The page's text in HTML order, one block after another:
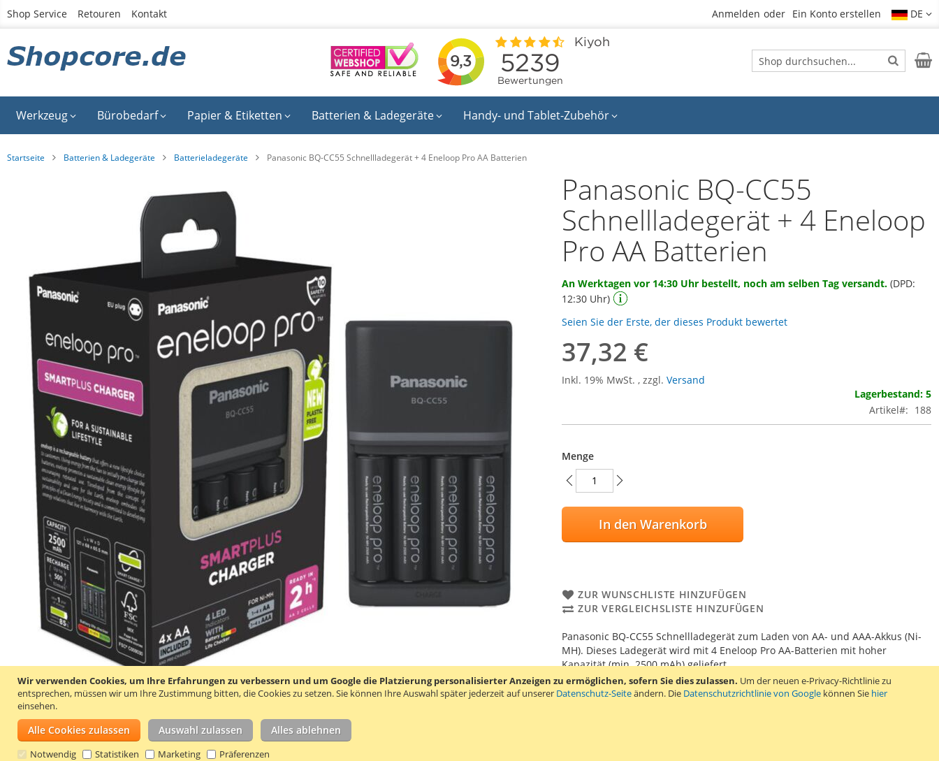
Wir verwenden Cookies, um Ihre Erfahrungen zu verbessern und um Google die Platzierung personalisierter Anzeigen zu ermöglichen, sofern Sie dies zulassen. Um der neuen e-Privacy-Richtlinie zu
entsprechen, müssen wir um Ihre Zustimmung bitten, die Cookies zu setzen.Sie können Ihre Auswahl später jederzeit auf unserer Datenschutz-Seiteändern. Die Datenschutzrichtlinie von Google können Sie hier
einsehen.
Alle Cookies zulassen Auswahl zulassen Alles ablehnen
Notwendig Statistiken Marketing Präferenzen
Zum
Shop Service Retouren Kontakt Anmelden Ein Konto erstellen DE
Suche
Suche
Werkzeug Bürobedarf Papier & Etiketten Batterien & Ladegeräte Handy- und Tablet-Zubehör
Startseite Batterien & Ladegeräte Batterieladegeräte Panasonic BQ-CC55 Schnellladegerät + 4 Eneloop Pro AA Batterien
Zum
Anfang
der
Bildgalerie
Panasonic BQ-CC55
Schnellladegerät + 4 Eneloop
Pro AA Batterien
An Werktagen vor 14:30 Uhr bestellt, noch am selben Tag versandt. (DPD:
12:30 Uhr)
Seien Sie der Erste, der dieses Produkt bewertet
37,32 €
Inkl. 19% MwSt., zzgl.Versand
Lagerbestand: 5
Artikel
188
Menge
In den Warenkorb
ZUR WUNSCHLISTE HINZUFÜGEN
ZUR VERGLEICHSLISTE HINZUFÜGEN
Panasonic BQ-CC55 Schnellladegerät zum Laden von AA- und AAA-Akkus (Ni-
MH). Dieses Ladegerät wird mit 4 Eneloop Pro AA-Batterien mit hoher
Kapazität (min. 2500 mAh) geliefert.
Einzelheiten Produkteigenschaften Bewertungen